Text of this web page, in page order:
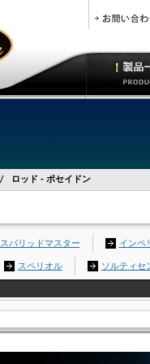
ロッド - ポセイドン
スパリッドマスター インペ
スペリオル ソルティセ